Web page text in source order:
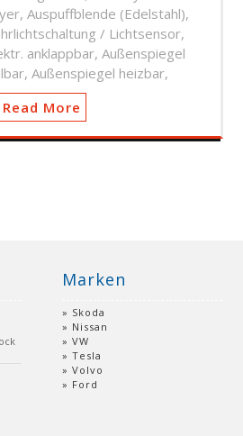
Auspuffblende (Edelstahl),
/ Lichtsensor,
anklappbar, Außenspiegel
Außenspiegel heizbar,
Read More
Marken
Skoda
Nissan
VW
Tesla
Volvo
Ford